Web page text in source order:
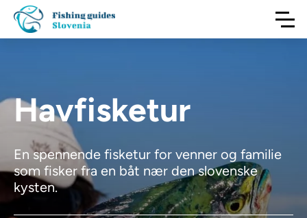
Havfisketur
En spennende fisketur for venner og familie
som fisker fra en båt nær den slovenske
kysten.